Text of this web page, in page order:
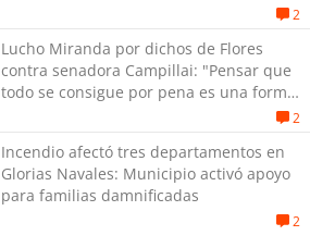
2
Lucho Miranda por dichos de Flores
contra senadora Campillai: "Pensar que
todo se consigue por pena es una forma
2
Incendio afectó tres departamentos en
Glorias Navales: Municipio activó apoyo
para familias damnificadas
2